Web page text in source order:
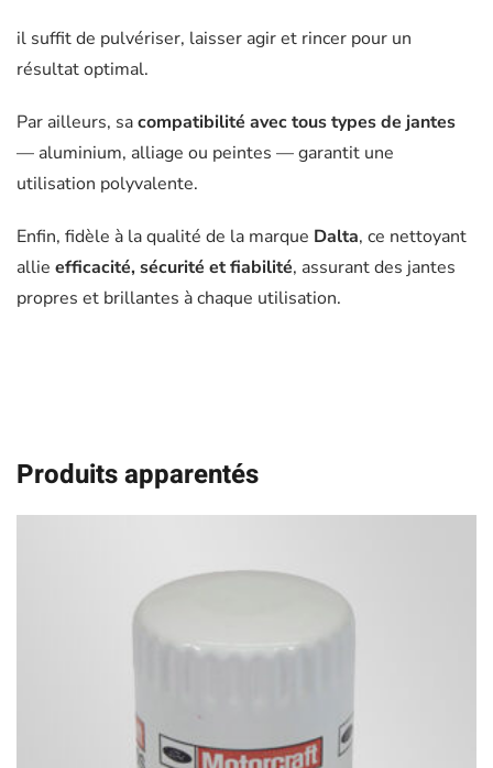
il suffit de pulvériser, laisser agir et rincer pour un
résultat optimal.
Par ailleurs, sacompatibilité avec tous types de jantes
— aluminium, alliage ou peintes — garantit une
utilisation polyvalente.
Enfin, fidèle à la qualité de la marque Dalta, ce nettoyant
allie efficacité, sécurité et fiabilité, assurant des jantes
propres et brillantes à chaque utilisation.
Produits apparentés